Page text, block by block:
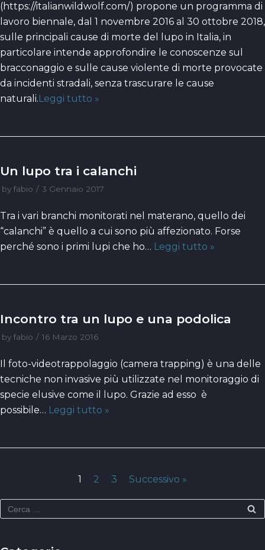
(https://italianwildwolf.com/) propone un programma di
lavoro biennale, dal 1 novembre 2016 al 30 ottobre 2018,
sulle principali cause di morte del lupo in Italia, in
particolare intende approfondire le conoscenze sul
bracconaggio e sulle cause violente di morte provocate
da incidenti stradali, senza trascurare le cause
naturali.Leggi tutto »
Un lupo tra i calanchi
by fabio 3 Gennaio 2017
Tra i vari branchi monitorati nel materano, quello dei
“calanchi” è quello a cui sono più affezionato. Forse
perché sono i primi lupi che ho… Leggi tutto »
Incontro tra un lupo e una podolica
by fabio 16 Marzo 2016
Il foto-videotrappolaggio (camera trapping) è una delle
tecniche non invasive più utilizzate nel monitoraggio di
specie elusive come il lupo. Grazie ad esso è
possibile… Leggi tutto »
1 2 3 Successivo »